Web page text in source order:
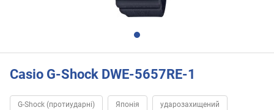
Casio G-Shock DWE-5657RE-1
G-Shock (протиударні) Японія ударозахищений